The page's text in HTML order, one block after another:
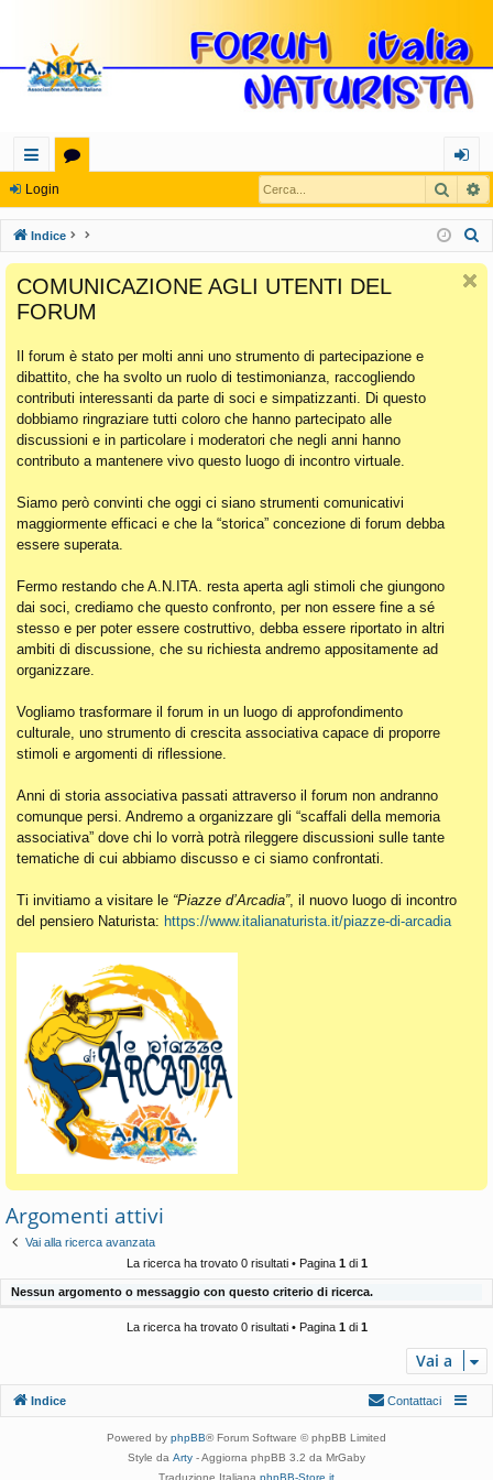
oll
eg
a
m
en
ti
Ra
pi
di
u
m
og
in
Login Cerca
Indice
COMUNICAZIONE AGLI UTENTI DEL
FORUM
Il forum è stato per molti anni uno strumento di partecipazione e
dibattito, che ha svolto un ruolo di testimonianza, raccogliendo
contributi interessanti da parte di soci e simpatizzanti. Di questo
dobbiamo ringraziare tutti coloro che hanno partecipato alle
discussioni e in particolare i moderatori che negli anni hanno
contributo a mantenere vivo questo luogo di incontro virtuale.
Siamo però convinti che oggi ci siano strumenti comunicativi
maggiormente efficaci e che la “storica” concezione di forum debba
essere superata.
Fermo restando che A.N.ITA. resta aperta agli stimoli che giungono
dai soci, crediamo che questo confronto, per non essere fine a sé
stesso e per poter essere costruttivo, debba essere riportato in altri
ambiti di discussione, che su richiesta andremo appositamente ad
organizzare.
Vogliamo trasformare il forum in un luogo di approfondimento
culturale, uno strumento di crescita associativa capace di proporre
stimoli e argomenti di riflessione.
Anni di storia associativa passati attraverso il forum non andranno
comunque persi. Andremo a organizzare gli “scaffali della memoria
associativa” dove chi lo vorrà potrà rileggere discussioni sulle tante
tematiche di cui abbiamo discusso e ci siamo confrontati.
Ti invitiamo a visitare le “Piazze d’Arcadia”, il nuovo luogo di incontro
del pensiero Naturista: https://www.italianaturista.it/piazze-di-arcadia
Argomenti attivi
Vai alla ricerca avanzata
La ricerca ha trovato 0 risultati • Pagina 1di 1
Nessun argomento o messaggio con questo criterio di ricerca.
La ricerca ha trovato 0 risultati • Pagina 1di 1
Vai a
Indice Contattaci
Powered by phpBB® Forum Software © phpBB Limited
Style da Arty - Aggiorna phpBB 3.2 da MrGaby
Traduzione Italiana phpBB-Store.it